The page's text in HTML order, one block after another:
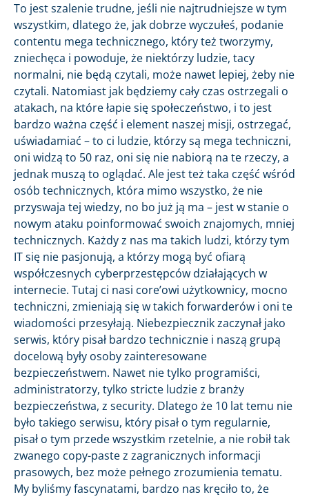
To jest szalenie trudne, jeśli nie najtrudniejsze w tym
wszystkim, dlatego że, jak dobrze wyczułeś, podanie
contentu mega technicznego, który też tworzymy,
zniechęca i powoduje, że niektórzy ludzie, tacy
normalni, nie będą czytali, może nawet lepiej, żeby nie
czytali. Natomiast jak będziemy cały czas ostrzegali o
atakach, na które łapie się społeczeństwo, i to jest
bardzo ważna część i element naszej misji, ostrzegać,
uświadamiać – to ci ludzie, którzy są mega techniczni,
oni widzą to 50 raz, oni się nie nabiorą na te rzeczy, a
jednak muszą to oglądać. Ale jest też taka część wśród
osób technicznych, która mimo wszystko, że nie
przyswaja tej wiedzy, no bo już ją ma – jest w stanie o
nowym ataku poinformować swoich znajomych, mniej
technicznych. Każdy z nas ma takich ludzi, którzy tym
IT się nie pasjonują, a którzy mogą być ofiarą
współczesnych cyberprzestępców działających w
internecie. Tutaj ci nasi core’owi użytkownicy, mocno
techniczni, zmieniają się w takich forwarderów i oni te
wiadomości przesyłają. Niebezpiecznik zaczynał jako
serwis, który pisał bardzo technicznie i naszą grupą
docelową były osoby zainteresowane
bezpieczeństwem. Nawet nie tylko programiści,
administratorzy, tylko stricte ludzie z branży
bezpieczeństwa, z security. Dlatego że 10 lat temu nie
było takiego serwisu, który pisał o tym regularnie,
pisał o tym przede wszystkim rzetelnie, a nie robił tak
zwanego copy-paste z zagranicznych informacji
prasowych, bez może pełnego zrozumienia tematu.
My byliśmy fascynatami, bardzo nas kręciło to, że